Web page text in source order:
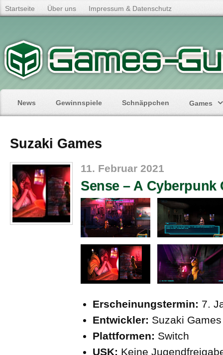
Startseite Über uns Impressum & Datenschutz
News Gewinnspiele Schnäppchen Games
Suzaki Games
11. Februar 2021
Sense – A Cyberpunk
Erscheinungstermin: 7.
Entwickler: Suzaki
Plattformen: Switch
USK: Keine